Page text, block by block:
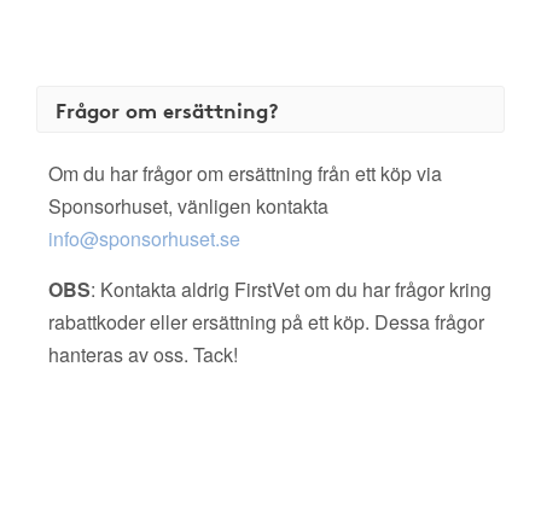
Frågor om ersättning?
Om du har frågor om ersättning från ett köp via
Sponsorhuset, vänligen kontakta
info@sponsorhuset.se
OBS: Kontakta aldrig FirstVet om du har frågor kring
rabattkoder eller ersättning på ett köp. Dessa frågor
hanteras av oss. Tack!